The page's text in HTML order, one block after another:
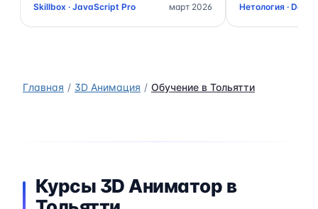
Skillbox · JavaScript Pro март 2026 Нетология · Data
Главная 3D Анимация Обучение в Тольятти
Курсы 3D Аниматор в